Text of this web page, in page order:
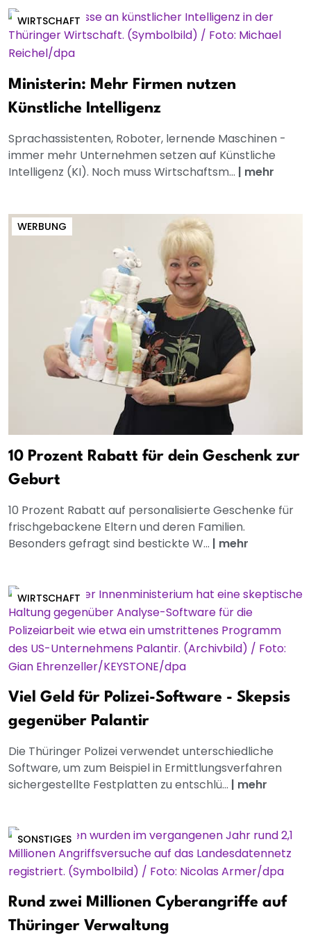
WIRTSCHAFT
Ministerin: Mehr Firmen nutzen
Künstliche Intelligenz
Sprachassistenten, Roboter, lernende Maschinen -
immer mehr Unternehmen setzen auf Künstliche
Intelligenz (KI). Noch muss Wirtschaftsm... | mehr
WERBUNG
10 Prozent Rabatt für dein Geschenk zur
Geburt
10 Prozent Rabatt auf personalisierte Geschenke für
frischgebackene Eltern und deren Familien.
Besonders gefragt sind bestickte W... | mehr
WIRTSCHAFT
Viel Geld für Polizei-Software - Skepsis
gegenüber Palantir
Die Thüringer Polizei verwendet unterschiedliche
Software, um zum Beispiel in Ermittlungsverfahren
sichergestellte Festplatten zu entschlü... | mehr
SONSTIGES
Rund zwei Millionen Cyberangriffe auf
Thüringer Verwaltung